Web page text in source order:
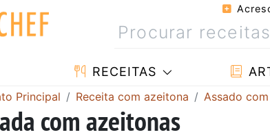
RECEITAS
Principal Receita com azeitona Assado
com azeitonas